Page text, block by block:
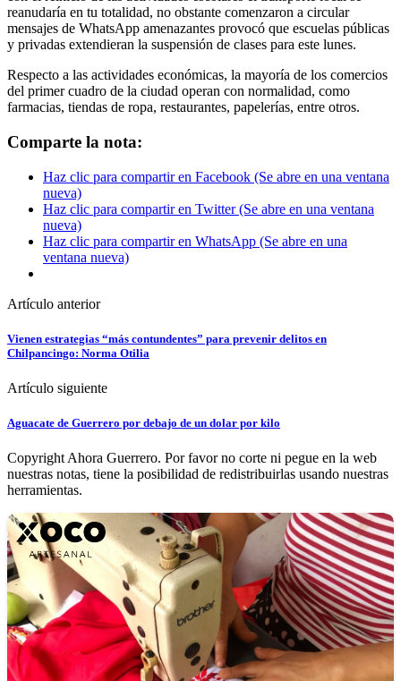
reanudaría en tu totalidad, no obstante comenzaron a circular
mensajes de WhatsApp amenazantes provocó que escuelas públicas
y privadas extendieran la suspensión de clases para este lunes.
Respecto a las actividades económicas, la mayoría de los comercios
del primer cuadro de la ciudad operan con normalidad, como
farmacias, tiendas de ropa, restaurantes, papelerías, entre otros.
Comparte la nota:
Haz clic para compartir en Facebook (Se abre en una ventana
nueva)
Haz clic para compartir en Twitter (Se abre en una ventana
nueva)
Haz clic para compartir en WhatsApp (Se abre en una
ventana nueva)
Artículo anterior
Vienen estrategias “más contundentes” para prevenir delitos en
Chilpancingo: Norma Otilia
Artículo siguiente
Aguacate de Guerrero por debajo de un dolar por kilo
Copyright Ahora Guerrero. Por favor no corte ni pegue en la web
nuestras notas, tiene la posibilidad de redistribuirlas usando nuestras
herramientas.